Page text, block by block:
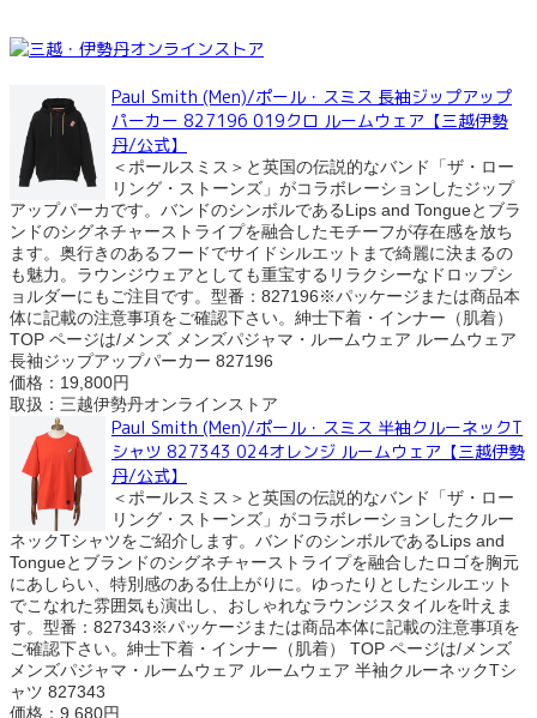
Paul Smith (Men)/ポール・スミス 長袖ジップアップ
パーカー 827196 019クロ ルームウェア【三越伊勢
丹/公式】
＜ポールスミス＞と英国の伝説的なバンド「ザ・ロー
リング・ストーンズ」がコラボレーションしたジップ
アップパーカです。バンドのシンボルであるLips and Tongueとブラ
ンドのシグネチャーストライプを融合したモチーフが存在感を放ち
ます。奥行きのあるフードでサイドシルエットまで綺麗に決まるの
も魅力。ラウンジウェアとしても重宝するリラクシーなドロップシ
ョルダーにもご注目です。型番：827196※パッケージまたは商品本
体に記載の注意事項をご確認下さい。紳士下着・インナー（肌着）
TOP ページは/メンズ メンズパジャマ・ルームウェア ルームウェア
長袖ジップアップパーカー 827196
価格：19,800円
取扱：三越伊勢丹オンラインストア
Paul Smith (Men)/ポール・スミス 半袖クルーネックT
シャツ 827343 024オレンジ ルームウェア【三越伊勢
丹/公式】
＜ポールスミス＞と英国の伝説的なバンド「ザ・ロー
リング・ストーンズ」がコラボレーションしたクルー
ネックTシャツをご紹介します。バンドのシンボルであるLips and
Tongueとブランドのシグネチャーストライプを融合したロゴを胸元
にあしらい、特別感のある仕上がりに。ゆったりとしたシルエット
でこなれた雰囲気も演出し、おしゃれなラウンジスタイルを叶えま
す。型番：827343※パッケージまたは商品本体に記載の注意事項を
ご確認下さい。紳士下着・インナー（肌着） TOP ページは/メンズ
メンズパジャマ・ルームウェア ルームウェア 半袖クルーネックTシ
ャツ 827343
価格：9,680円